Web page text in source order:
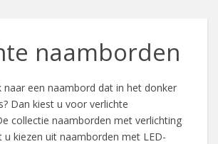
naamborden
naar een naambord dat in het donker
Dan kiest u voor verlichte
collectie naamborden met verlichting
u kiezen uit naamborden met LED-